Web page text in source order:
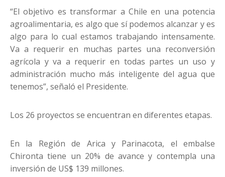
“El objetivo es transformar a Chile en una potencia
agroalimentaria, es algo que sí podemos alcanzar y es
algo para lo cual estamos trabajando intensamente.
Va a requerir en muchas partes una reconversión
agrícola y va a requerir en todas partes un uso y
administración mucho más inteligente del agua que
tenemos”, señaló el Presidente.
Los 26 proyectos se encuentran en diferentes etapas.
En la Región de Arica y Parinacota, el embalse
Chironta tiene un 20% de avance y contempla una
inversión de US$ 139 millones.